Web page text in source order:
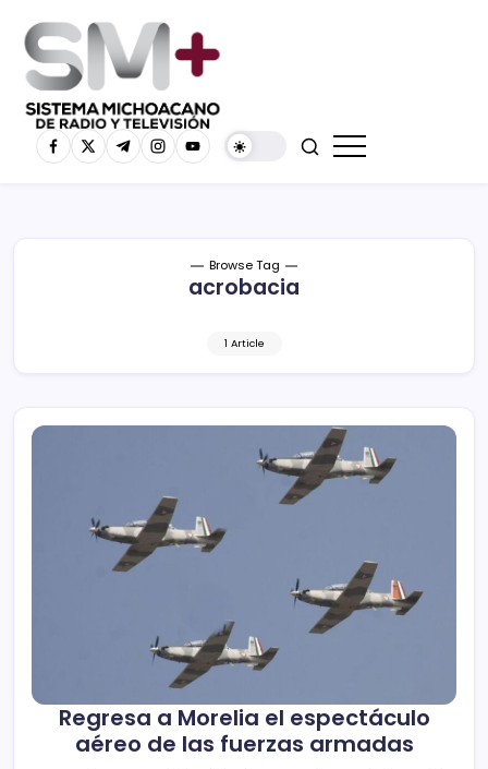
Browse Tag
acrobacia
1 Article
Regresa a Morelia el espectáculo
aéreo de las fuerzas armadas